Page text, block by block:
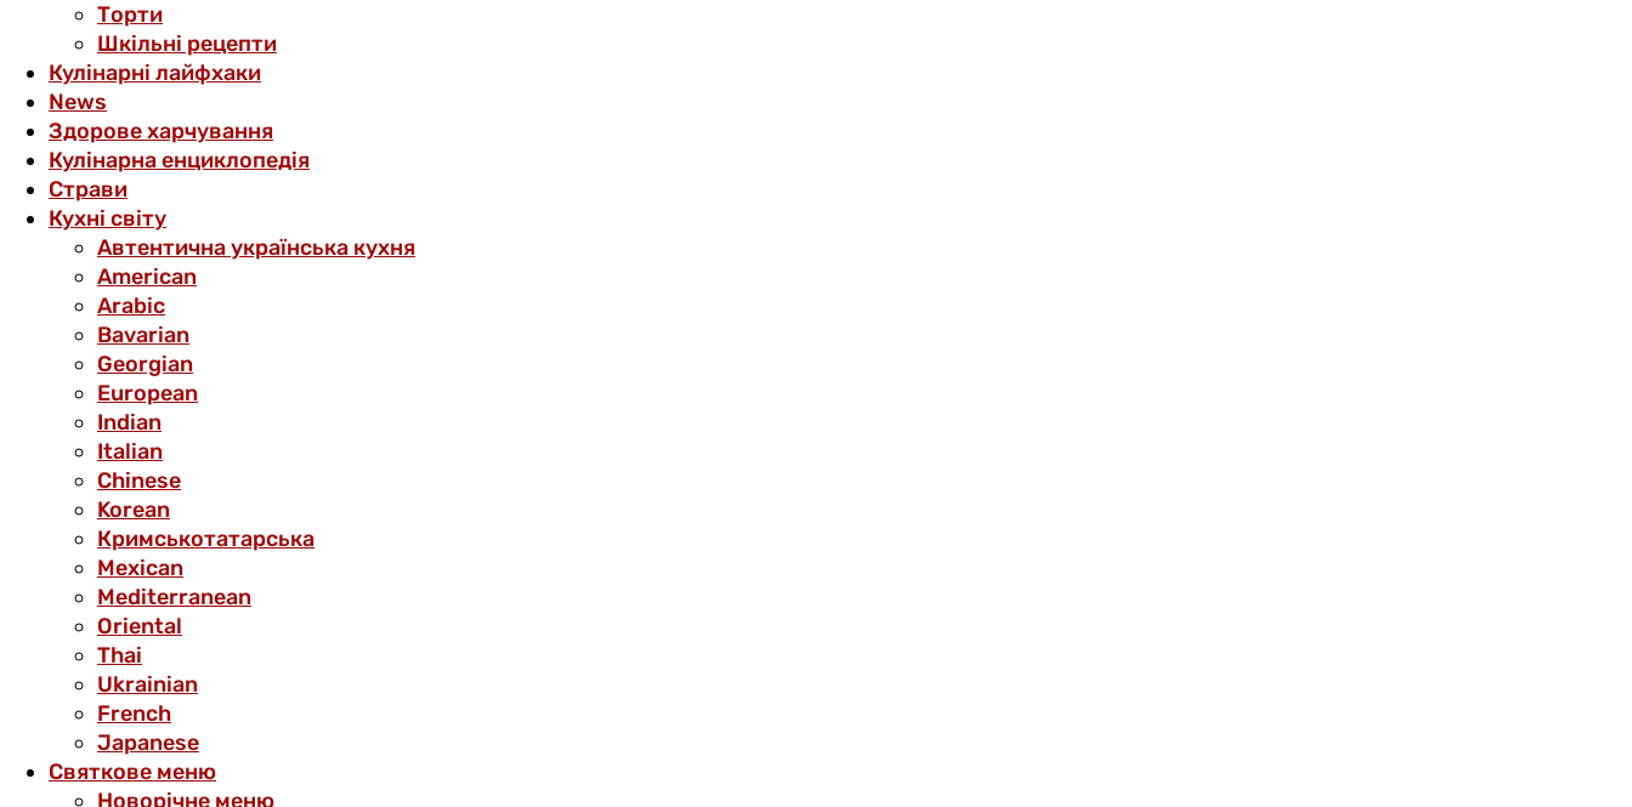
Торти
Шкільні рецепти
Кулінарні лайфхаки
News
Здорове харчування
Кулінарна енциклопедія
Страви
Кухні світу
Автентична українська кухня
American
Arabic
Bavarian
Georgian
European
Indian
Italian
Chinese
Korean
Кримськотатарська
Mexican
Mediterranean
Oriental
Thai
Ukrainian
French
Japanese
Святкове меню
Новорічне меню